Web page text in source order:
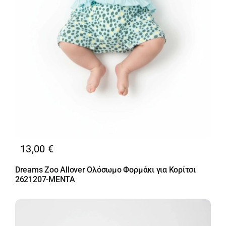
13,00 €
Dreams Zoo Allover Ολόσωμο Φορμάκι για Κορίτσι
2621207-MENTA